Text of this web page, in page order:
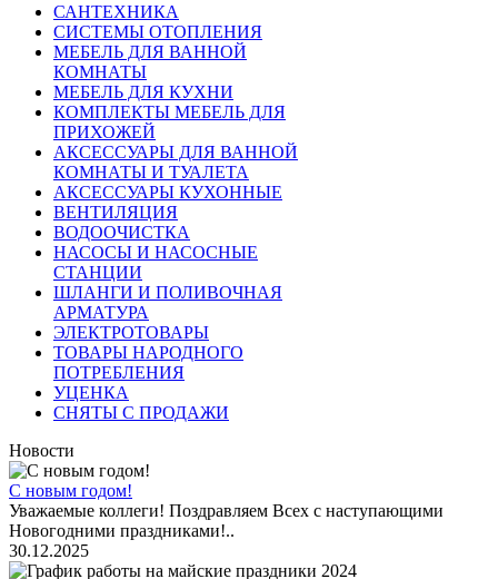
САНТЕХНИКА
СИСТЕМЫ ОТОПЛЕНИЯ
МЕБЕЛЬ ДЛЯ ВАННОЙ
КОМНАТЫ
МЕБЕЛЬ ДЛЯ КУХНИ
КОМПЛЕКТЫ МЕБЕЛЬ ДЛЯ
ПРИХОЖЕЙ
АКСЕССУАРЫ ДЛЯ ВАННОЙ
КОМНАТЫ И ТУАЛЕТА
АКСЕССУАРЫ КУХОННЫЕ
ВЕНТИЛЯЦИЯ
ВОДООЧИСТКА
НАСОСЫ И НАСОСНЫЕ
СТАНЦИИ
ШЛАНГИ И ПОЛИВОЧНАЯ
АРМАТУРА
ЭЛЕКТРОТОВАРЫ
ТОВАРЫ НАРОДНОГО
ПОТРЕБЛЕНИЯ
УЦЕНКА
СНЯТЫ С ПРОДАЖИ
Новости
С новым годом!
Уважаемые коллеги! Поздравляем Всех с наступающими
Новогодними праздниками!..
30.12.2025